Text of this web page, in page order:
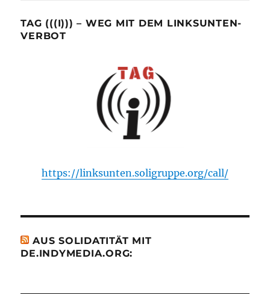
TAG (((I))) – WEG MIT DEM LINKSUNTEN-
VERBOT
https://linksunten.soligruppe.org/call/
AUS SOLIDATITÄT MIT
DE.INDYMEDIA.ORG: